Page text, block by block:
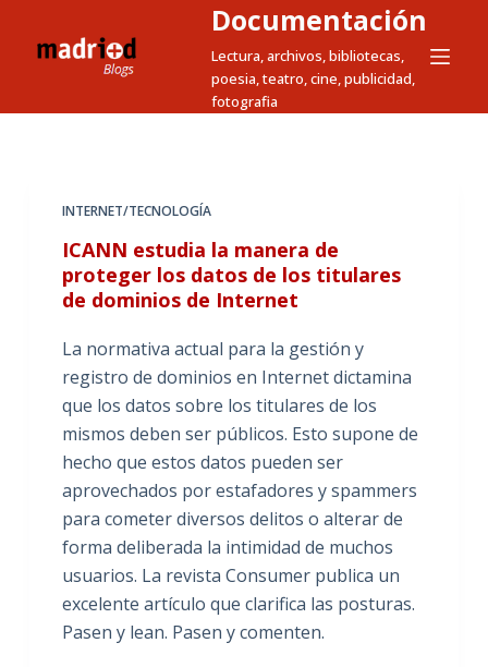
t
Documentación
Lectura, archivos, bibliotecas,
poesia, teatro, cine, publicidad,
fotografia
INTERNET/TECNOLOGÍA
ICANN estudia la manera de
proteger los datos de los titulares
de dominios de Internet
La normativa actual para la gestión y
registro de dominios en Internet dictamina
que los datos sobre los titulares de los
mismos deben ser públicos. Esto supone de
hecho que estos datos pueden ser
aprovechados por estafadores y spammers
para cometer diversos delitos o alterar de
forma deliberada la intimidad de muchos
usuarios. La revista Consumer publica un
excelente artículo que clarifica las posturas.
Pasen y lean. Pasen y comenten.